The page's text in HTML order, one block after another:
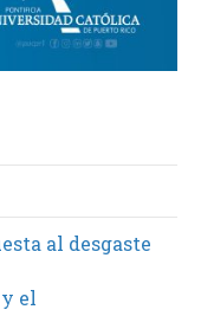
al desgaste
el